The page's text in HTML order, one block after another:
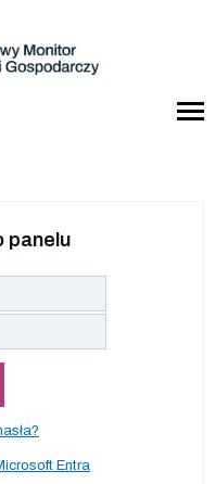
panelu
Entra